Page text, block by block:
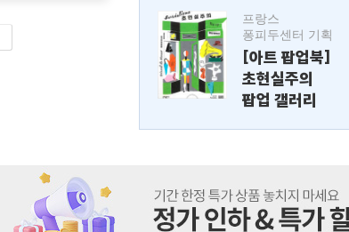
프랑스
퐁피두센터 기획
[아트 팝업북]
초현실주의
팝업 갤러리